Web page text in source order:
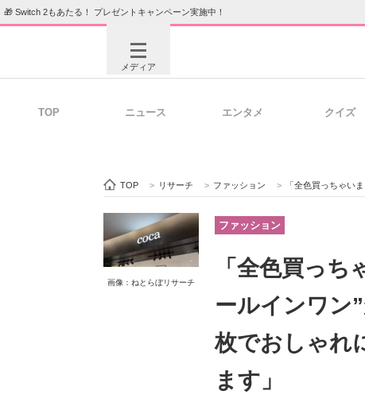
🎁 Switch 2もあたる！ プレゼントキャンペーン実施中！
メディア
ビジネスと働き方のヒント
企業向けIT製
TOP ニュース エンタメ クイズ
TOP > リサーチ > ファッション > 「全色買っちゃいました
画像：ねとらぼリサーチ
ファッション
「全色買っ
ールインワン
枚でおしゃれ
ます」